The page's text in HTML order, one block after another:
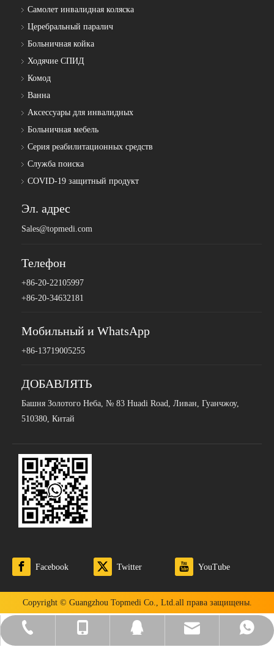
Самолет инвалидная коляска
Церебральный паралич
Больничная койка
Ходячие СПИД
Комод
Ванна
Аксессуары для инвалидных
Больничная мебель
Серия реабилитационных средств
Служба поиска
COVID-19 защитный продукт
Эл. адрес
Sales@topmedi.com
Телефон
+86-20-22105997
+86-20-34632181
Мобильный и WhatsApp
+86-13719005255
ДОБАВЛЯТЬ
Башня Золотого Неба, № 83 Huadi Road, Ливан, Гуанчжоу,
510380, Китай
+86-20-22105997
+86-13719005255
2264186188
Sales@topmedi.com
+86-13719005255
Facebook Twitter YouTube
Copyright © Guangzhou Topmedi Co., Ltd.all права защищены.